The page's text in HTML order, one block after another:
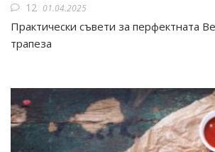
12 01.04.2025
Практически съвети за перфектната
трапеза